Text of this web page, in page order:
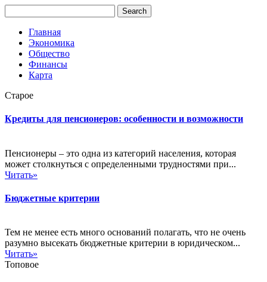
Главная
Экономика
Общество
Финансы
Карта
Старое
Кредиты для пенсионеров: особенности и возможности
Пенсионеры – это одна из категорий населения, которая
может столкнуться с определенными трудностями при...
Читать»
Бюджетные критерии
Тем не менее есть много оснований полагать, что не очень
разумно высекать бюджетные критерии в юридическом...
Читать»
Топовое